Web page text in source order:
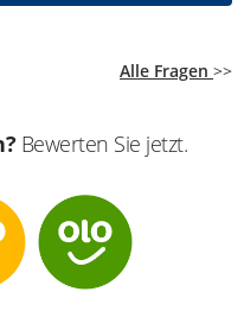
Alle Fragen >>
Bewerten Sie jetzt.